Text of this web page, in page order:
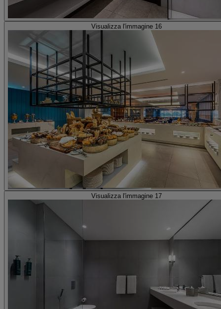
Visualizza l'immagine 16
Visualizza l'immagine 17